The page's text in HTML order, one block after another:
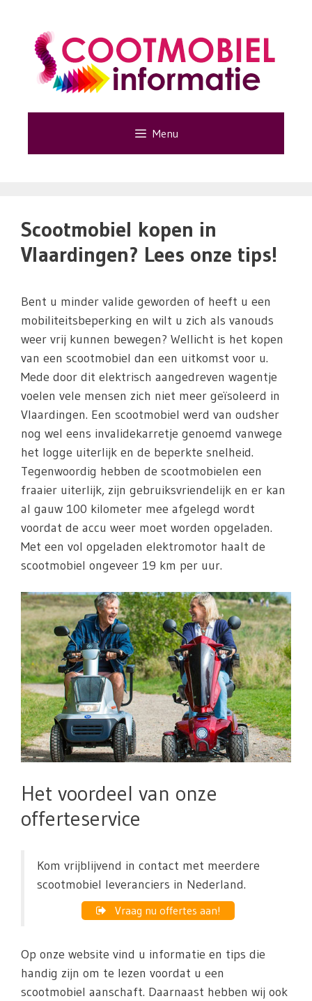
Menu
Scootmobiel kopen in
Vlaardingen? Lees onze tips!
Bent u minder valide geworden of heeft u een
mobiliteitsbeperking en wilt u zich als vanouds
weer vrij kunnen bewegen? Wellicht is het kopen
van een scootmobiel dan een uitkomst voor u.
Mede door dit elektrisch aangedreven wagentje
voelen vele mensen zich niet meer geïsoleerd in
Vlaardingen. Een scootmobiel werd van oudsher
nog wel eens invalidekarretje genoemd vanwege
het logge uiterlijk en de beperkte snelheid.
Tegenwoordig hebben de scootmobielen een
fraaier uiterlijk, zijn gebruiksvriendelijk en er kan
al gauw 100 kilometer mee afgelegd wordt
voordat de accu weer moet worden opgeladen.
Met een vol opgeladen elektromotor haalt de
scootmobiel ongeveer 19 km per uur.
Het voordeel van onze
offerteservice
Kom vrijblijvend in contact met meerdere
scootmobiel leveranciers in Nederland.
Vraag nu offertes aan!
Op onze website vind u informatie en tips die
handig zijn om te lezen voordat u een
scootmobiel aanschaft. Daarnaast hebben wij ook